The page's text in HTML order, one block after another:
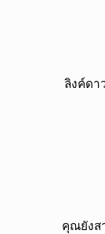
ลิงค์ดา
คุณยังส